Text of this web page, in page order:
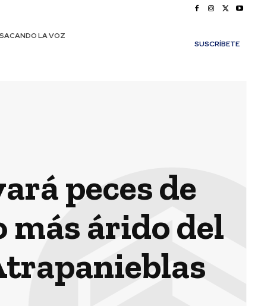
SACANDO LA VOZ
SUSCRÍBETE
peces de
más árido del